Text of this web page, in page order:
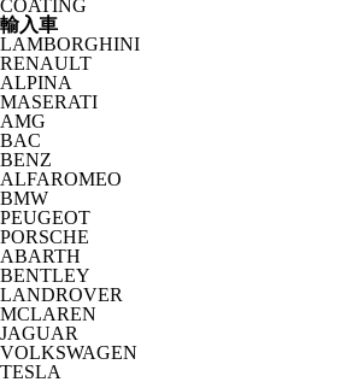
COATING
輸入車
LAMBORGHINI
RENAULT
ALPINA
MASERATI
AMG
BAC
BENZ
ALFAROMEO
BMW
PEUGEOT
PORSCHE
ABARTH
BENTLEY
LANDROVER
MCLAREN
JAGUAR
VOLKSWAGEN
TESLA